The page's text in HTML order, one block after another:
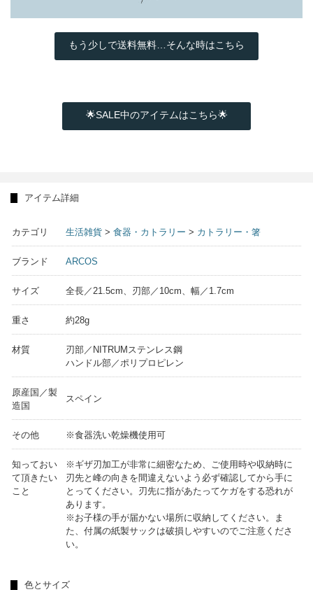
もう少しで送料無料…そんな時はこちら
🌟SALE中のアイテムはこちら🌟
アイテム詳細
カテゴリ 生活雑貨 > 食器・カトラリー > カトラリー・箸
ブランド ARCOS
サイズ 全長／21.5cm、刃部／10cm、幅／1.7cm
重さ 約28g
材質
刃部／NITRUMステンレス鋼
ハンドル部／ポリプロピレン
原産国／製
造国
スペイン
その他 ※食器洗い乾燥機使用可
知っておい
て頂きたい
こと
※ギザ刃加工が非常に細密なため、ご使用時や収納時に
刃先と峰の向きを間違えないよう必ず確認してから手に
とってください。刃先に指があたってケガをする恐れが
あります。
※お子様の手が届かない場所に収納してください。ま
た、付属の紙製サックは破損しやすいのでご注意くださ
い。
色とサイズ